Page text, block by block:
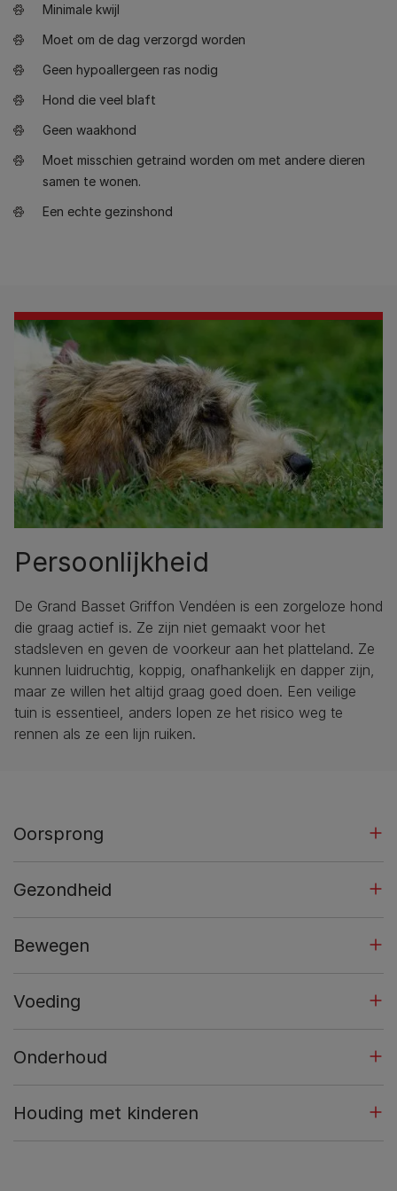
Minimale kwijl
Moet om de dag verzorgd worden
Geen hypoallergeen ras nodig
Hond die veel blaft
Geen waakhond
Moet misschien getraind worden om met andere dieren
samen te wonen.
Een echte gezinshond
Persoonlijkheid
De Grand Basset Griffon Vendéen is een zorgeloze hond
die graag actief is. Ze zijn niet gemaakt voor het
stadsleven en geven de voorkeur aan het platteland. Ze
kunnen luidruchtig, koppig, onafhankelijk en dapper zijn,
maar ze willen het altijd graag goed doen. Een veilige
tuin is essentieel, anders lopen ze het risico weg te
rennen als ze een lijn ruiken.
Oorsprong
Gezondheid
Bewegen
Voeding
Onderhoud
Houding met kinderen